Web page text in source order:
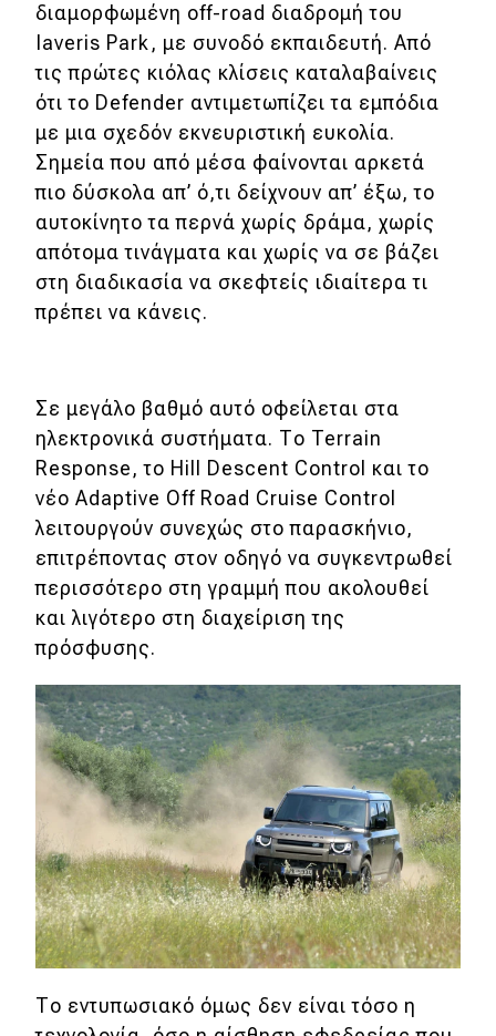
eDRIVE
DRIVE USED
διαμορφωμένη off-road διαδρομή του
Iaveris Park, με συνοδό εκπαιδευτή. Από
τις πρώτες κιόλας κλίσεις καταλαβαίνεις
ότι το Defender αντιμετωπίζει τα εμπόδια
με μια σχεδόν εκνευριστική ευκολία.
Σημεία που από μέσα φαίνονται αρκετά
πιο δύσκολα απ’ ό,τι δείχνουν απ’ έξω, το
αυτοκίνητο τα περνά χωρίς δράμα, χωρίς
απότομα τινάγματα και χωρίς να σε βάζει
στη διαδικασία να σκεφτείς ιδιαίτερα τι
πρέπει να κάνεις.
Σε μεγάλο βαθμό αυτό οφείλεται στα
ηλεκτρονικά συστήματα. Το Terrain
Response, το Hill Descent Control και το
νέο Adaptive Off Road Cruise Control
λειτουργούν συνεχώς στο παρασκήνιο,
επιτρέποντας στον οδηγό να συγκεντρωθεί
περισσότερο στη γραμμή που ακολουθεί
και λιγότερο στη διαχείριση της
πρόσφυσης.
Το εντυπωσιακό όμως δεν είναι τόσο η